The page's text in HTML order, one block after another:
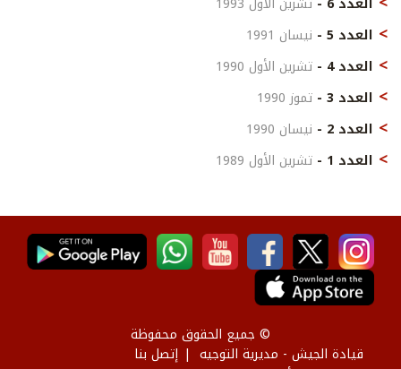
العدد 5 -
نيسان 1991
العدد 4 -
تشرين الأول 1990
العدد 3 -
تموز 1990
العدد 2 -
نيسان 1990
العدد 1 -
تشرين الأول 1989
© جميع الحقوق محفوظة
قيادة الجيش - مديرية التوجيه
إتصل بنا